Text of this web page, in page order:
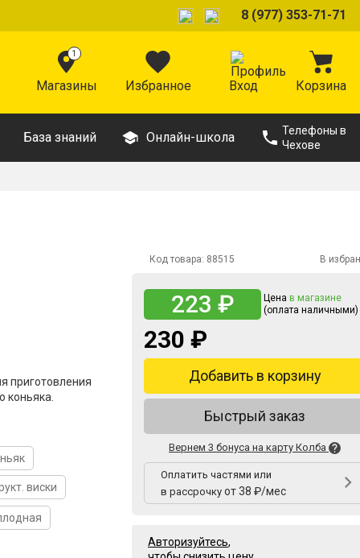
8 (977) 353-71-71
1
Магазины Избранное Вход Корзина
База знаний Онлайн-школа
Телефоны в
Чехове
приготовления
коньяка.
виски
Код товара: 88515 В
223 ₽ Цена в магазине
(оплата наличными)
230 ₽
Добавить в корзину
Быстрый заказ
Вернем 3 бонуса на карту Колба
Оплатить частями или
в рассрочку от 38 ₽/мес
Авторизуйтесь,